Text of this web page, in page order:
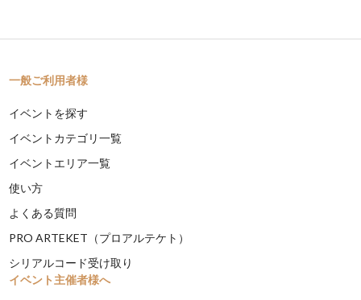
一般ご利用者様
イベントを探す
イベントカテゴリ一覧
イベントエリア一覧
使い方
よくある質問
PRO ARTEKET（プロアルテケト）
シリアルコード受け取り
イベント主催者様へ